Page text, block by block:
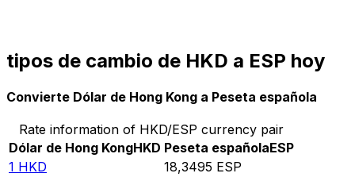
tipos de cambio de HKD a ESP hoy
Convierte Dólar de Hong Kong a Peseta española
Rate information of HKD/ESP currency pair
Dólar de Hong KongHKD Peseta españolaESP
1 HKD 18,3495 ESP